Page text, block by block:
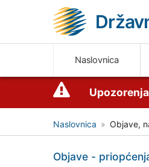
Naslovnica
Upozorenja
Naslovnica Objave,
Objave -